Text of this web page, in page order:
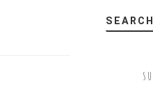
SEARCH